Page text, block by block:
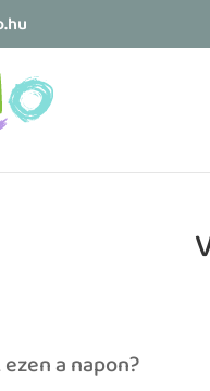
a napon?